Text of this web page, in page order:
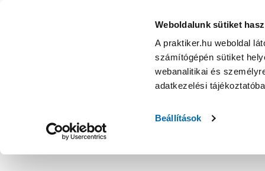
Weboldalunk sütiket
A praktiker.hu weboldal
számítógépén sütiket
webanalitikai és
adatkezelési
Beállítások